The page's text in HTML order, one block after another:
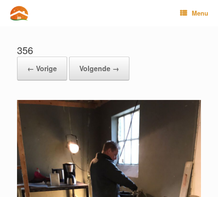
naar
Menu
356
← Vorige Volgende →